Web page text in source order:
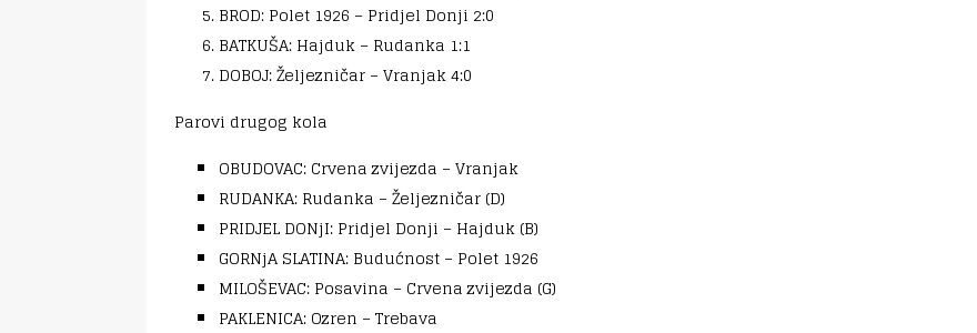
BROD: Polet 1926 – Pridjel Donji 2:0
BATKUŠA: Hajduk – Rudanka 1:1
DOBOJ: Željezničar – Vranjak 4:0
Parovi drugog kola
OBUDOVAC: Crvena zvijezda – Vranjak
RUDANKA: Rudanka – Željezničar (D)
PRIDJEL DONjI: Pridjel Donji – Hajduk (B)
GORNjA SLATINA: Budućnost – Polet 1926
MILOŠEVAC: Posavina – Crvena zvijezda (G)
PAKLENICA: Ozren – Trebava